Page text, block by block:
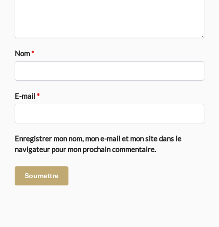
Nom*
E-mail*
Enregistrer mon nom, mon e-mail et mon site dans le
navigateur pour mon prochain commentaire.